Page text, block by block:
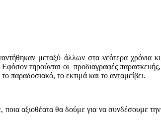
μεταξύ άλλων στα νεότερα χρόνια κι
τηρούνται οι προδιαγραφές παρασκευής,
παραδοσιακό, το εκτιμά και το ανταμείβει.
ποια αξιοθέατα θα δούμε για να συνδέσουμε την